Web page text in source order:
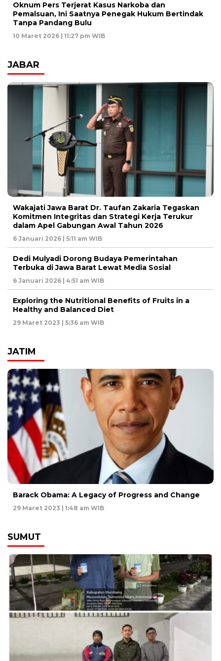
Oknum Pers Terjerat Kasus Narkoba dan
Pemalsuan, Ini Saatnya Penegak Hukum Bertindak
Tanpa Pandang Bulu
10 Maret 2026 | 11:27 pm WIB
JABAR
Wakajati Jawa Barat Dr. Taufan Zakaria Tegaskan
Komitmen Integritas dan Strategi Kerja Terukur
dalam Apel Gabungan Awal Tahun 2026
6 Januari 2026 | 5:11 am WIB
Dedi Mulyadi Dorong Budaya Pemerintahan
Terbuka di Jawa Barat Lewat Media Sosial
6 Januari 2026 | 4:51 am WIB
Exploring the Nutritional Benefits of Fruits in a
Healthy and Balanced Diet
29 Maret 2023 | 5:36 am WIB
JATIM
Barack Obama: A Legacy of Progress and Change
29 Maret 2023 | 1:48 am WIB
SUMUT